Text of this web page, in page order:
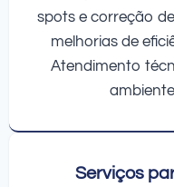
spots e correção
melhorias de
Atendimento
Serviços